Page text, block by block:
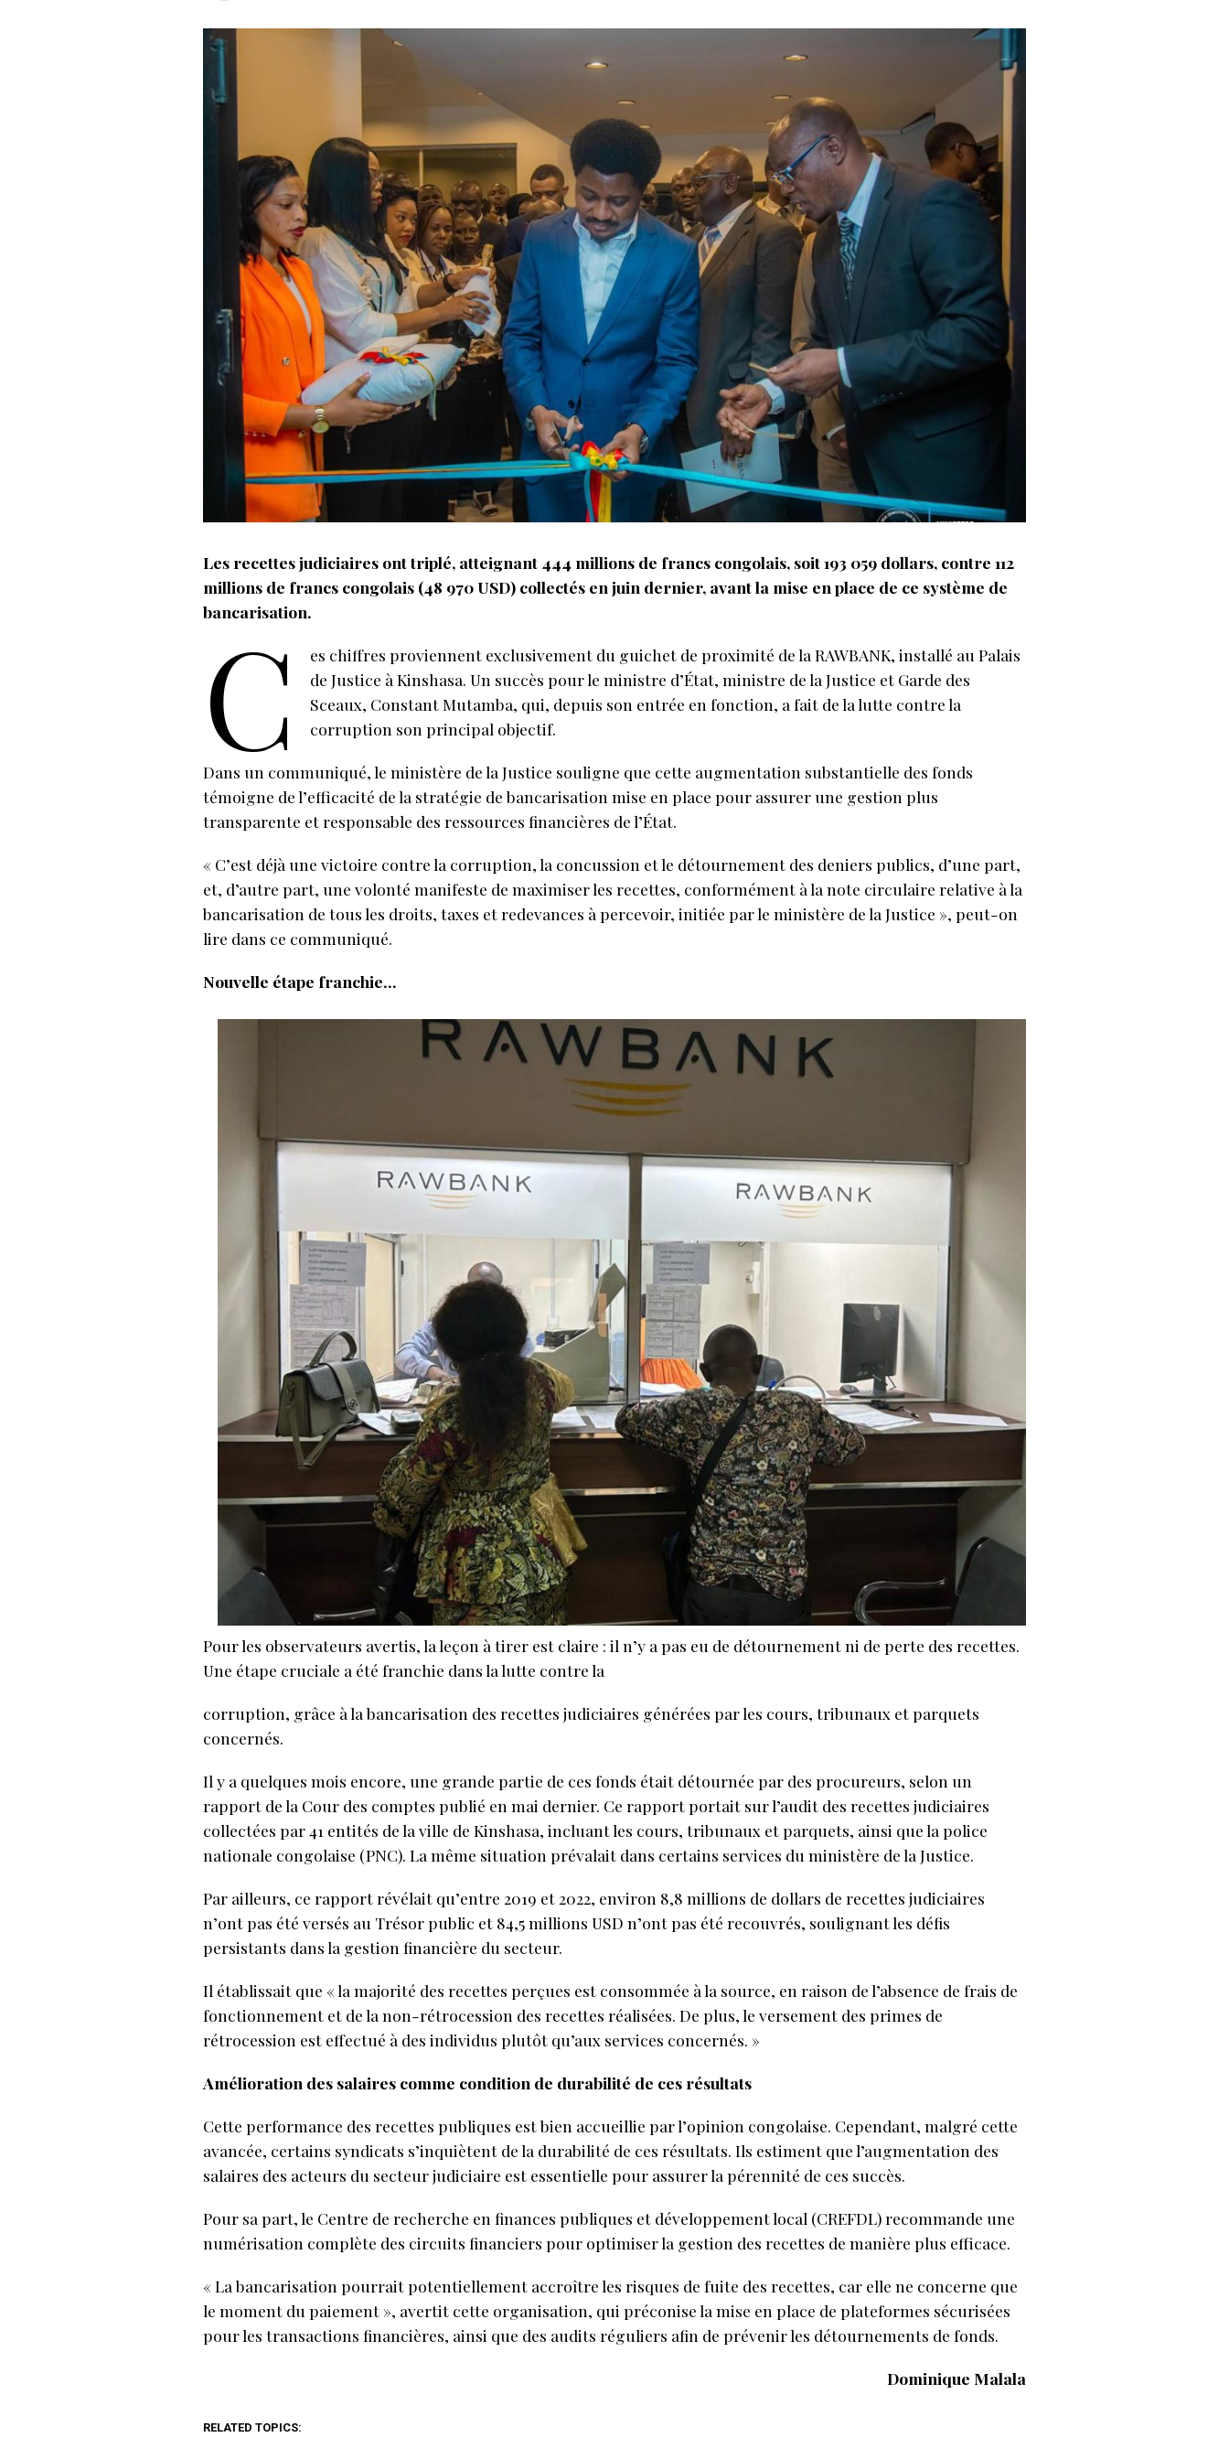
Les recettes judiciaires ont triplé, atteignant 444 millions de francs congolais, soit 193 059 dollars, contre 112
millions de francs congolais (48 970 USD) collectés en juin dernier, avant la mise en place de ce système de
bancarisation.
C
es chiffres proviennent exclusivement du guichet de proximité de la RAWBANK, installé au Palais
de Justice à Kinshasa. Un succès pour le ministre d’État, ministre de la Justice et Garde des
Sceaux, Constant Mutamba, qui, depuis son entrée en fonction, a fait de la lutte contre la
corruption son principal objectif.
Dans un communiqué, le ministère de la Justice souligne que cette augmentation substantielle des fonds
témoigne de l’efficacité de la stratégie de bancarisation mise en place pour assurer une gestion plus
transparente et responsable des ressources financières de l’État.
« C’est déjà une victoire contre la corruption, la concussion et le détournement des deniers publics, d’une part,
et, d’autre part, une volonté manifeste de maximiser les recettes, conformément à la note circulaire relative à la
bancarisation de tous les droits, taxes et redevances à percevoir, initiée par le ministère de la Justice », peut-on
lire dans ce communiqué.
Nouvelle étape franchie…
Pour les observateurs avertis, la leçon à tirer est claire : il n’y a pas eu de détournement ni de perte des recettes.
Une étape cruciale a été franchie dans la lutte contre la
corruption, grâce à la bancarisation des recettes judiciaires générées par les cours, tribunaux et parquets
concernés.
Il y a quelques mois encore, une grande partie de ces fonds était détournée par des procureurs, selon un
rapport de la Cour des comptes publié en mai dernier. Ce rapport portait sur l’audit des recettes judiciaires
collectées par 41 entités de la ville de Kinshasa, incluant les cours, tribunaux et parquets, ainsi que la police
nationale congolaise (PNC). La même situation prévalait dans certains services du ministère de la Justice.
Par ailleurs, ce rapport révélait qu’entre 2019 et 2022, environ 8,8 millions de dollars de recettes judiciaires
n’ont pas été versés au Trésor public et 84,5 millions USD n’ont pas été recouvrés, soulignant les défis
persistants dans la gestion financière du secteur.
Il établissait que « la majorité des recettes perçues est consommée à la source, en raison de l’absence de frais de
fonctionnement et de la non-rétrocession des recettes réalisées. De plus, le versement des primes de
rétrocession est effectué à des individus plutôt qu’aux services concernés. »
Amélioration des salaires comme condition de durabilité de ces résultats
Cette performance des recettes publiques est bien accueillie par l’opinion congolaise. Cependant, malgré cette
avancée, certains syndicats s’inquiètent de la durabilité de ces résultats. Ils estiment que l’augmentation des
salaires des acteurs du secteur judiciaire est essentielle pour assurer la pérennité de ces succès.
Pour sa part, le Centre de recherche en finances publiques et développement local (CREFDL) recommande une
numérisation complète des circuits financiers pour optimiser la gestion des recettes de manière plus efficace.
« La bancarisation pourrait potentiellement accroître les risques de fuite des recettes, car elle ne concerne que
le moment du paiement », avertit cette organisation, qui préconise la mise en place de plateformes sécurisées
pour les transactions financières, ainsi que des audits réguliers afin de prévenir les détournements de fonds.
Dominique Malala
RELATED TOPICS: